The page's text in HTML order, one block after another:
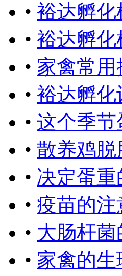
• 裕达孵
• 裕达孵
• 家禽常
• 裕达孵
• 这个季
• 散养鸡
• 决定蛋重
• 疫苗的注
• 大肠杆菌
• 家禽的生